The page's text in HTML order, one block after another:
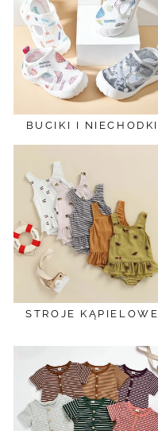
BUCIKI I NIECHODKI
STROJE KĄPIELOWE